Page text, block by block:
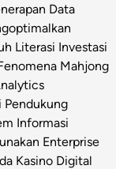
Data
Literasi Investasi
Mahjong
Pendukung
Informasi
Enterprise
Kasino Digital